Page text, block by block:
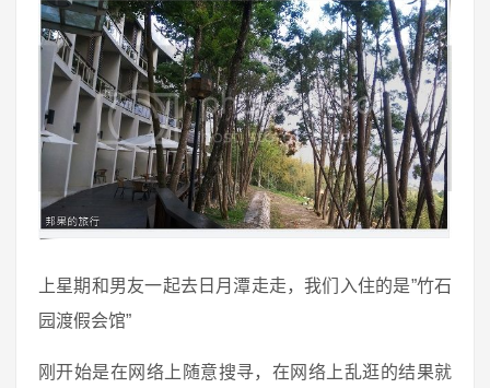
上星期和男友一起去日月潭走走，我们入住的是”竹石
园渡假会馆”
刚开始是在网络上随意搜寻，在网络上乱逛的结果就